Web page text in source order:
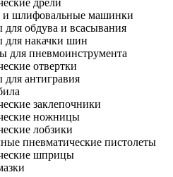
дрели
и шлифовальные машинки
для обдува и всасывания
для накачки шин
для пневмоинструмента
отвертки
для антигравия
заклепочники
ножницы
лобзики
пневматические пистолеты
шприцы